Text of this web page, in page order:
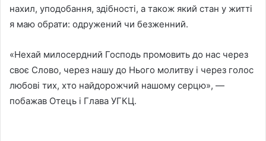
нахил, уподобання, здібності, а також який стан у житті
я маю обрати: одружений чи безженний.
«Нехай милосердний Господь промовить до нас через
своє Слово, через нашу до Нього молитву і через голос
любові тих, хто найдорожчий нашому серцю», —
побажав Отець і Глава УГКЦ.